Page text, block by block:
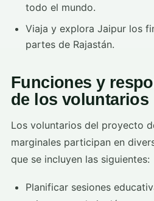
todo el mundo.
Viaja y explora Jaipur los
partes de Rajastán.
Funciones y
de los voluntarios
Los voluntarios del proyecto
marginales participan en
que se incluyen las siguientes:
Planificar sesiones